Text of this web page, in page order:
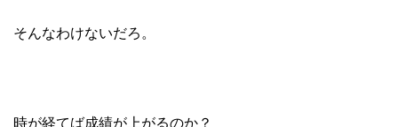
そんなわけないだろ。
時が経てば成績が上がるのか？